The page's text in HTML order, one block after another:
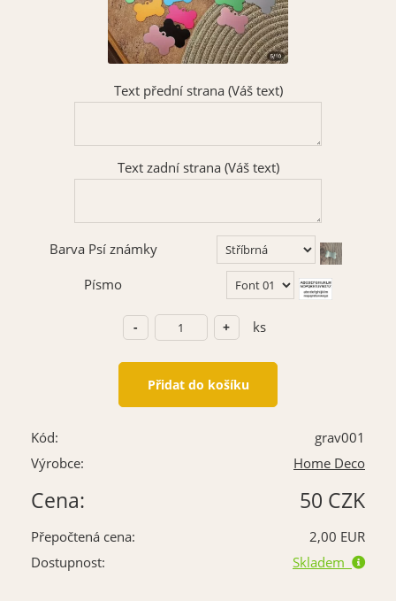
Text přední strana (Váš text)
Text zadní strana (Váš text)
Barva Psí známky
Písmo
ks
Kód:
grav001
Výrobce:
Home Deco
Cena: 50 CZK
Přepočtená cena:
2,00 EUR
Dostupnost:
Skladem